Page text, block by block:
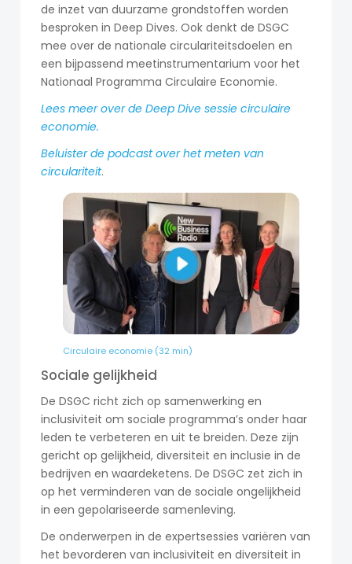
de inzet van duurzame grondstoffen worden
besproken in Deep Dives. Ook denkt de DSGC
mee over de nationale circulariteitsdoelen en
een bijpassend meetinstrumentarium voor het
Nationaal Programma Circulaire Economie.
Lees meer over de Deep Dive sessie circulaire
economie.
Beluister de podcast over het meten van
circulariteit.
Circulaire economie (32 min)
Sociale gelijkheid
De DSGC richt zich op samenwerking en
inclusiviteit om sociale programma’s onder haar
leden te verbeteren en uit te breiden. Deze zijn
gericht op gelijkheid, diversiteit en inclusie in de
bedrijven en waardeketens. De DSGC zet zich in
op het verminderen van de sociale ongelijkheid
in een gepolariseerde samenleving.
De onderwerpen in de expertsessies variëren van
het bevorderen van inclusiviteit en diversiteit in